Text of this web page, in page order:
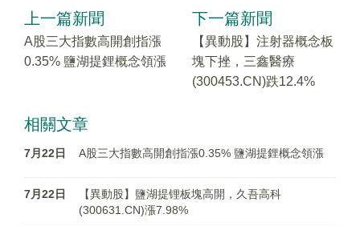
上一篇新聞
A股三大指數高開創指漲
0.35% 鹽湖提鋰概念領漲
下一篇新聞
【異動股】注射器概念板
塊下挫，三鑫醫療
(300453.CN)跌12.4%
相關文章
7月22日 A股三大指數高開創指漲0.35% 鹽湖提鋰概念領漲
7月22日
【異動股】鹽湖提锂板塊高開，久吾高科
(300631.CN)漲7.98%